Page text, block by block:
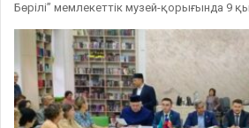
Бөрілі” мемлекеттік музей-қорығында 9